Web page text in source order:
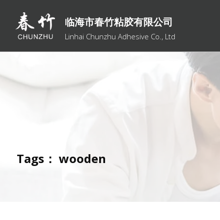
临海市春竹粘胶有限公司
Linhai Chunzhu Adhesive Co., Ltd
Tags： wooden